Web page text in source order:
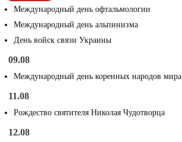
Международный день офтальмологии
Международный день альпинизма
День войск связи Украины
09.08
Международный день коренных народов мира
11.08
Рождество святителя Николая Чудотворца
12.08